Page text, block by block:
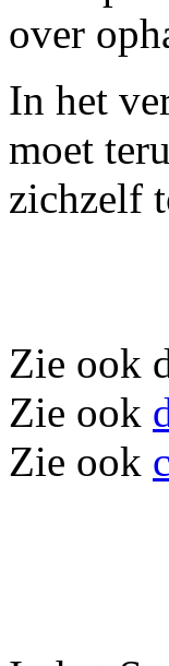
over
In het
moet
zichzelf
Zie ook
Zie ook
Zie ook